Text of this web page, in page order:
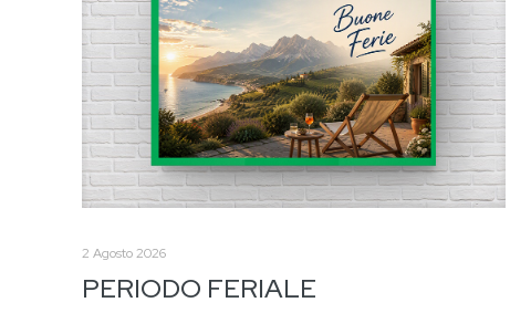
2 Agosto 2026
PERIODO FERIALE